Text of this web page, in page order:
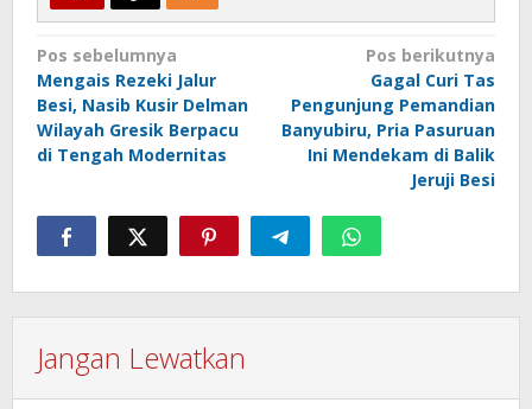
Navigasi
pos
Pos sebelumnya
Mengais Rezeki Jalur
Besi, Nasib Kusir Delman
Wilayah Gresik Berpacu
di Tengah Modernitas
Pos berikutnya
Gagal Curi Tas
Pengunjung Pemandian
Banyubiru, Pria Pasuruan
Ini Mendekam di Balik
Jeruji Besi
Jangan Lewatkan